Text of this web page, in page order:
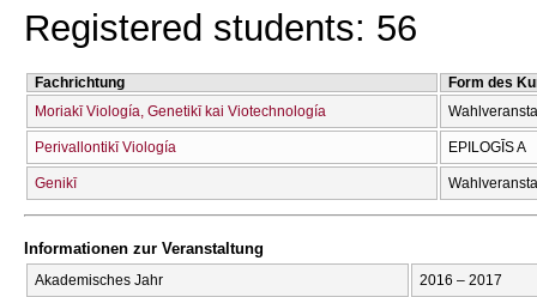
Registered students: 56
Fachrichtung
Form des
Moriakī Viología, Genetikī kai Viotechnología
Perivallontikī Viología EPILOGĪS A
Genikī
Informationen zur Veranstaltung
Akademisches Jahr 2016 – 2017